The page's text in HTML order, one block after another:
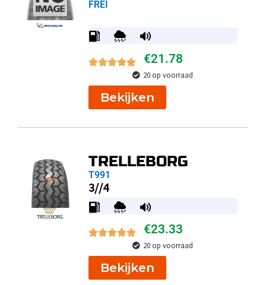
FREI
€21.78
20 op voorraad
Bekijken
TRELLEBORG
T991
3//4
€23.33
20 op voorraad
Bekijken